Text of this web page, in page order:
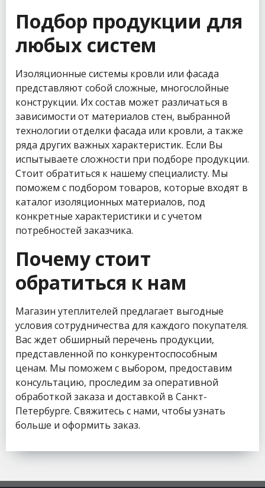
Подбор продукции для
любых систем
Изоляционные системы кровли или фасада
представляют собой сложные, многослойные
конструкции. Их состав может различаться в
зависимости от материалов стен, выбранной
технологии отделки фасада или кровли, а также
ряда других важных характеристик. Если Вы
испытываете сложности при подборе продукции.
Стоит обратиться к нашему специалисту. Мы
поможем с подбором товаров, которые входят в
каталог изоляционных материалов, под
конкретные характеристики и с учетом
потребностей заказчика.
Почему стоит
обратиться к нам
Магазин утеплителей предлагает выгодные
условия сотрудничества для каждого покупателя.
Вас ждет обширный перечень продукции,
представленной по конкурентоспособным
ценам. Мы поможем с выбором, предоставим
консультацию, проследим за оперативной
обработкой заказа и доставкой в Санкт-
Петербурге. Свяжитесь с нами, чтобы узнать
больше и оформить заказ.